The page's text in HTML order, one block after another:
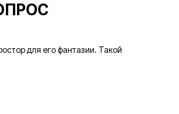
для его фантазии. Такой